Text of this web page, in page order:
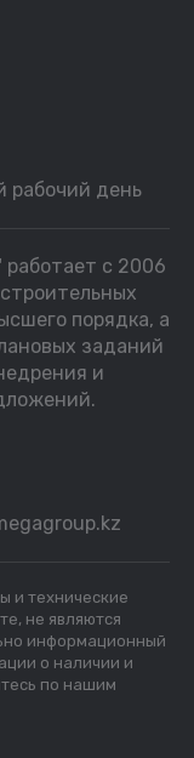
рабочий день
с 2006
порядка, а
заданий
и
и технические
не являются
информационный
о наличии и
по нашим